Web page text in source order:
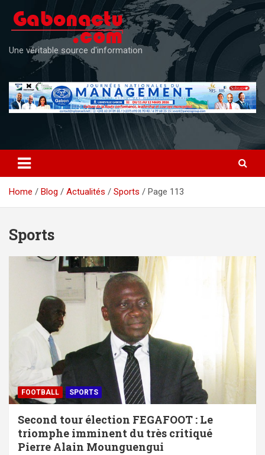
content
Une véritable source d'information
Home Blog Actualités Sports Page 113
Sports
FOOTBALL SPORTS
Second tour élection FEGAFOOT : Le
triomphe imminent du très critiqué
Pierre Alain Mounguengui